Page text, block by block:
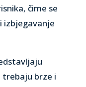
čime se
izbjegavanje
trebaju brze i